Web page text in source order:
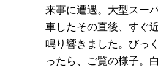
来事に遭遇。大型スー
車したその直後、すぐ
鳴り響きました。びっ
ったら、ご覧の様子。